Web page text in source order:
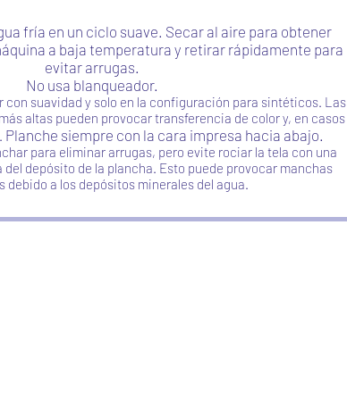
fría en un ciclo suave. Secar al aire para obtener
a baja temperatura y retirar rápidamente para
evitar arrugas.
No usa blanqueador.
con suavidad y solo en la configuración para sintéticos. Las
altas pueden provocar transferencia de color y, en casos
Planche siempre con la cara impresa hacia abajo.
para eliminar arrugas, pero evite rociar la tela con una
del depósito de la plancha. Esto puede provocar manchas
debido a los depósitos minerales del agua.